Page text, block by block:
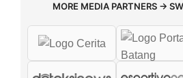
MORE MEDIA PARTNERS →